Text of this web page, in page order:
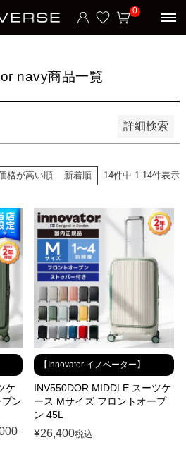
0
navy商品一覧
詳細検索
格が高い順 新着順 14件中 1-14件表示
ケ
ン
【Innovator イノベーター】
INV550DOR MIDDLE スーツケ
ース Mサイズ フロントオープ
ン 45L
¥26,400税込